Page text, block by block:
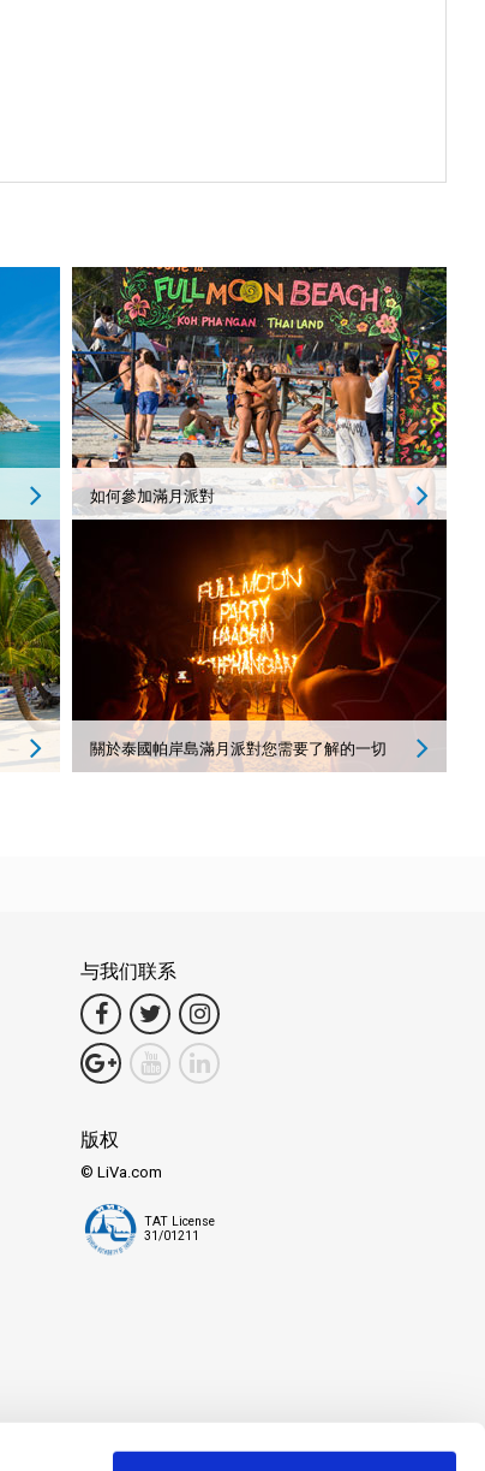
如何參加滿月派對
關於泰國帕岸島滿月派對您需要了解的一切
与我们联系
版权
© LiVa.com
TAT License
31/01211